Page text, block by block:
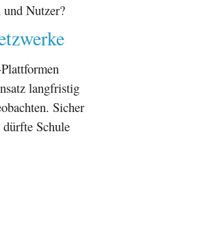
Nutzer?
langfristig
Sicher
Schule